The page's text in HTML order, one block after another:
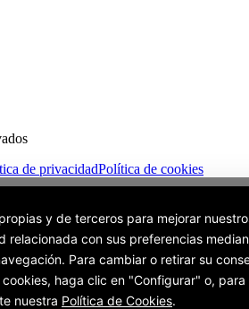
de privacidadPolítica de cookies
y de terceros para mejorar
relacionada con sus preferencias
Para cambiar o retirar su
haga clic en "Configurar" o, para
nuestra Política de Cookies.